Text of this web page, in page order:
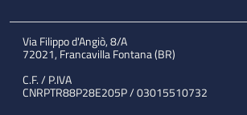
Via Filippo d'Angiò, 8/A
72021, Francavilla Fontana (BR)
C.F. / P.IVA
CNRPTR88P28E205P / 03015510732